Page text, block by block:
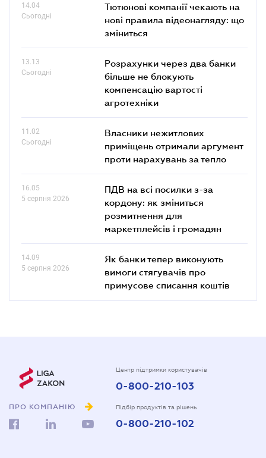
14.04
Сьогодні
Тютюнові компанії чекають на
нові правила відеонагляду: що
зміниться
13.13
Сьогодні
Розрахунки через два банки
більше не блокують
компенсацію вартості
агротехніки
11.02
Сьогодні
Власники нежитлових
приміщень отримали аргумент
проти нарахувань за тепло
16.05
5 серпня 2026
ПДВ на всі посилки з-за
кордону: як зміниться
розмитнення для
маркетплейсів і громадян
14.09
5 серпня 2026
Як банки тепер виконують
вимоги стягувачів про
примусове списання коштів
ПРО КОМПАНІЮ
Центр підтримки користувачів
0-800-210-103
Підбір продуктів та рішень
0-800-210-102